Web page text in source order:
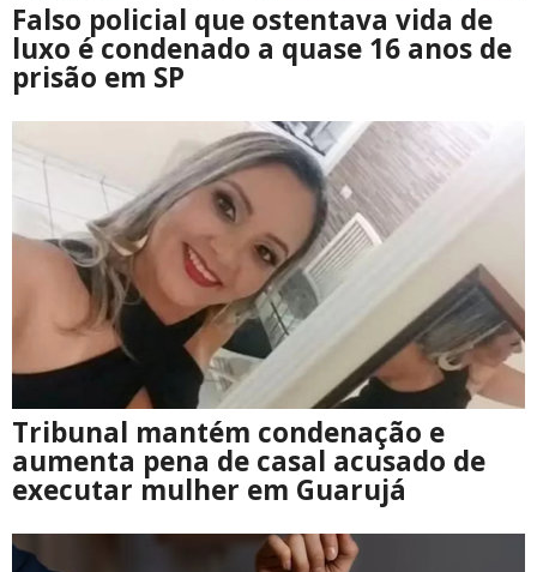
Falso policial que ostentava vida de
luxo é condenado a quase 16 anos de
prisão em SP
Tribunal mantém condenação e
aumenta pena de casal acusado de
executar mulher em Guarujá